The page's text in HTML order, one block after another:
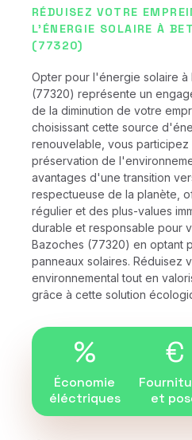
RÉDUISEZ VOTRE
L'ÉNERGIE SOLAIRE À
(77320)
Opter pour l'énergie solaire à
(77320) représente un
de la diminution de votre
choisissant cette source
renouvelable, vous participez
préservation de
avantages d'une transition
respectueuse de la planète,
régulier et des plus-values
durable et responsable pour
Bazoches (77320) en optant
panneaux solaires. Réduisez
environnemental tout en
grâce à cette solution
%
Économie
éléctriques
€
et